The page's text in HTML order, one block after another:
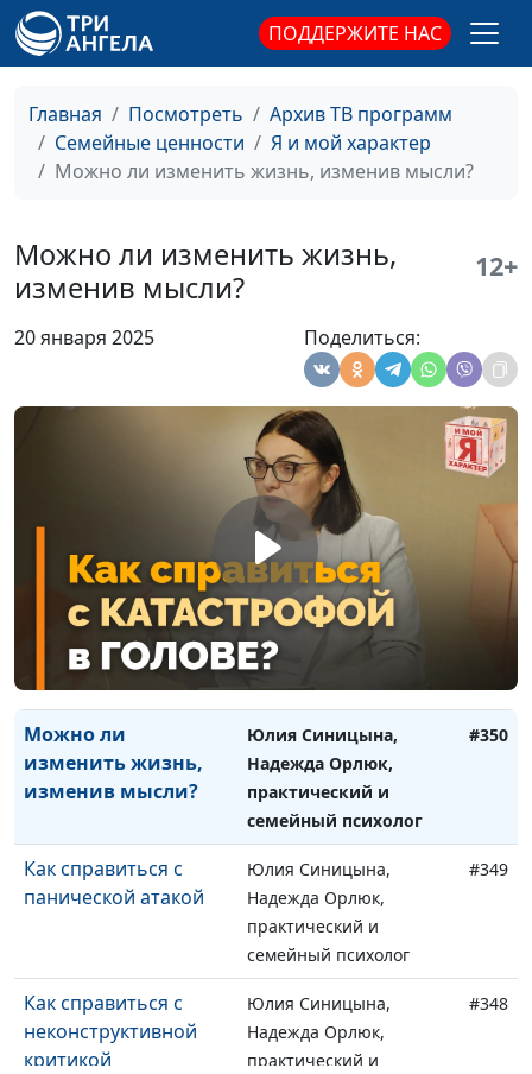
ПОДДЕРЖИТЕ НАС
Главная Посмотреть
Архив ТВ программ
Семейные ценности
Я и мой характер
Можно ли изменить жизнь, изменив мысли?
Можно ли изменить жизнь,
изменив мысли?
12+
20 января 2025 Поделиться:
психолог - консультант
Какие родительские
вредят?
Юлия Синицына,
практический и
семейный психолог
#355
жизнь
практический и
Как оставаться в
Юлия Синицына,
Надежда Орлюк,
практический и
семейный психолог
Юлия Синицына,
Надежда Орлюк,
практический и
семейный психолог
#352
Как избавиться от
негативных
ожиданий и жить
настоящим
Юлия Синицына,
Надежда Орлюк,
практический и
семейный психолог
Можно ли
изменить жизнь,
изменив мысли?
Юлия Синицына,
Надежда Орлюк,
практический и
семейный психолог
#350
Как справиться с
панической атакой
Юлия Синицына,
Надежда Орлюк,
практический и
семейный психолог
#349
Как справиться с
неконструктивной
критикой
Юлия Синицына,
Надежда Орлюк,
практический и
#348